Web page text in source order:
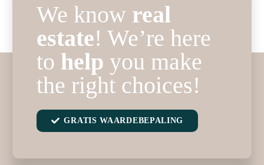
We know real
estate! We’re here
to help you make
the right choices!
GRATIS WAARDEBEPALING